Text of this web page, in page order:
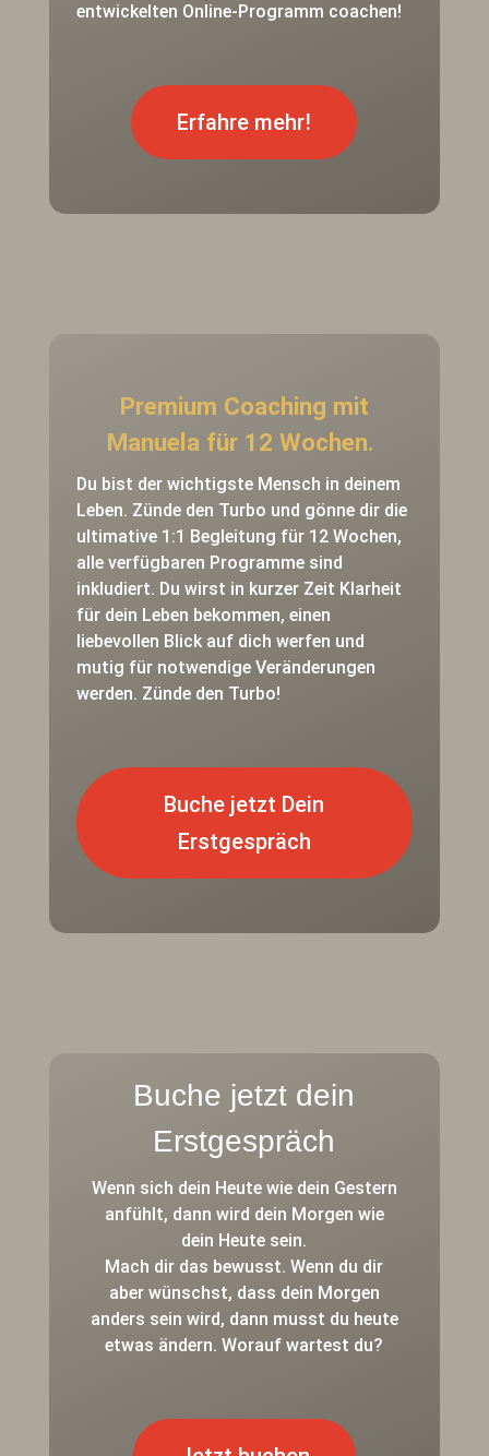
entwickelten Online-Programm coachen!
Erfahre mehr!
Premium Coaching mit
Manuela für 12 Wochen.
Du bist der wichtigste Mensch in deinem
Leben. Zünde den Turbo und gönne dir die
ultimative 1:1 Begleitung für 12 Wochen,
alle verfügbaren Programme sind
inkludiert. Du wirst in kurzer Zeit Klarheit
für dein Leben bekommen, einen
liebevollen Blick auf dich werfen und
mutig für notwendige Veränderungen
werden. Zünde den Turbo!
Buche jetzt Dein
Erstgespräch
Buche jetzt dein
Erstgespräch
Wenn sich dein Heute wie dein Gestern
anfühlt, dann wird dein Morgen wie
dein Heute sein.
Mach dir das bewusst. Wenn du dir
aber wünschst, dass dein Morgen
anders sein wird, dann musst du heute
etwas ändern. Worauf wartest du?